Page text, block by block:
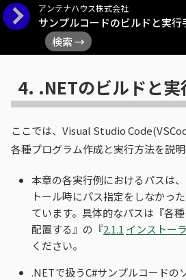
サンプルコードのビルドと実
検索 →
アンテナハウス株式会社
4. .NETのビルドと実
ここでは、Visual Studio
各種プログラム作成と実行方法を説明
本章の各実行例におけるパスは
トール時にパス指定をしなかっ
ています。具体的なパスは『各
配置する』の『2.1.1 インストー
ください。
.NETで扱うC#サンプルコードの